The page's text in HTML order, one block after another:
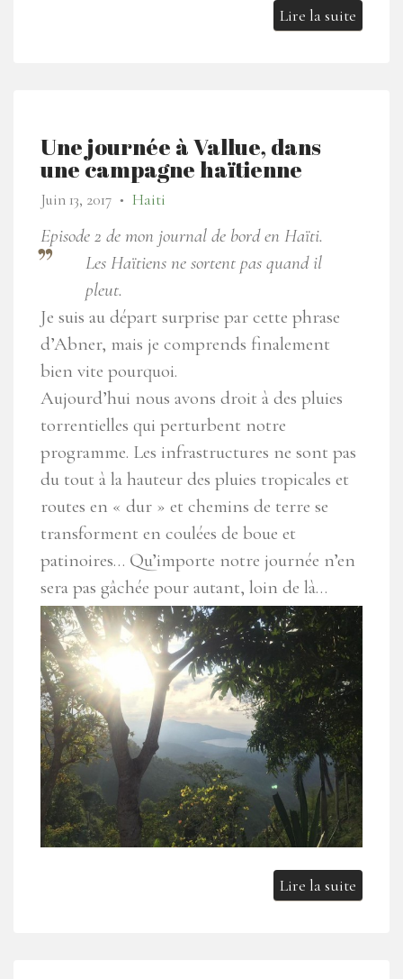
Lire la suite
Une journée à Vallue, dans
une campagne haïtienne
Juin 13, 2017 ● Haiti
Episode 2 de mon journal de bord en Haïti.
Les Haïtiens ne sortent pas quand il
pleut.
Je suis au départ surprise par cette phrase
d’Abner, mais je comprends finalement
bien vite pourquoi.
Aujourd’hui nous avons droit à des pluies
torrentielles qui perturbent notre
programme. Les infrastructures ne sont pas
du tout à la hauteur des pluies tropicales et
routes en « dur » et chemins de terre se
transforment en coulées de boue et
patinoires… Qu’importe notre journée n’en
sera pas gâchée pour autant, loin de là…
Lire la suite